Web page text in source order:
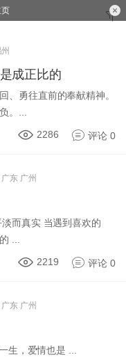
成正比的
、勇往直前的奉献精神。
。...
评论 0
2286
东 广州
而真实 当遇到喜欢的
...
评论 0
2219
东 广州
生，爱情也是 ...